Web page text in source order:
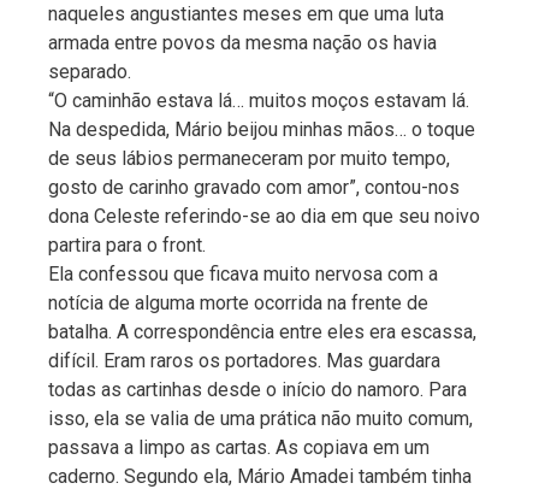
naqueles angustiantes meses em que uma luta
armada entre povos da mesma nação os havia
separado.
“O caminhão estava lá… muitos moços estavam lá.
Na despedida, Mário beijou minhas mãos… o toque
de seus lábios permaneceram por muito tempo,
gosto de carinho gravado com amor”, contou-nos
dona Celeste referindo-se ao dia em que seu noivo
partira para o front.
Ela confessou que ficava muito nervosa com a
notícia de alguma morte ocorrida na frente de
batalha. A correspondência entre eles era escassa,
difícil. Eram raros os portadores. Mas guardara
todas as cartinhas desde o início do namoro. Para
isso, ela se valia de uma prática não muito comum,
passava a limpo as cartas. As copiava em um
caderno. Segundo ela, Mário Amadei também tinha